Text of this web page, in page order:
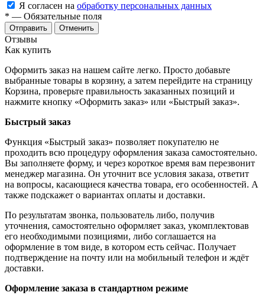
Я согласен на обработку персональных данных
* — Обязательные поля
Отменить
Отзывы
Как купить
Оформить заказ на нашем сайте легко. Просто добавьте
выбранные товары в корзину, а затем перейдите на страницу
Корзина, проверьте правильность заказанных позиций и
нажмите кнопку «Оформить заказ» или «Быстрый заказ».
Быстрый заказ
Функция «Быстрый заказ» позволяет покупателю не
проходить всю процедуру оформления заказа самостоятельно.
Вы заполняете форму, и через короткое время вам перезвонит
менеджер магазина. Он уточнит все условия заказа, ответит
на вопросы, касающиеся качества товара, его особенностей. А
также подскажет о вариантах оплаты и доставки.
По результатам звонка, пользователь либо, получив
уточнения, самостоятельно оформляет заказ, укомплектовав
его необходимыми позициями, либо соглашается на
оформление в том виде, в котором есть сейчас. Получает
подтверждение на почту или на мобильный телефон и ждёт
доставки.
Оформление заказа в стандартном режиме